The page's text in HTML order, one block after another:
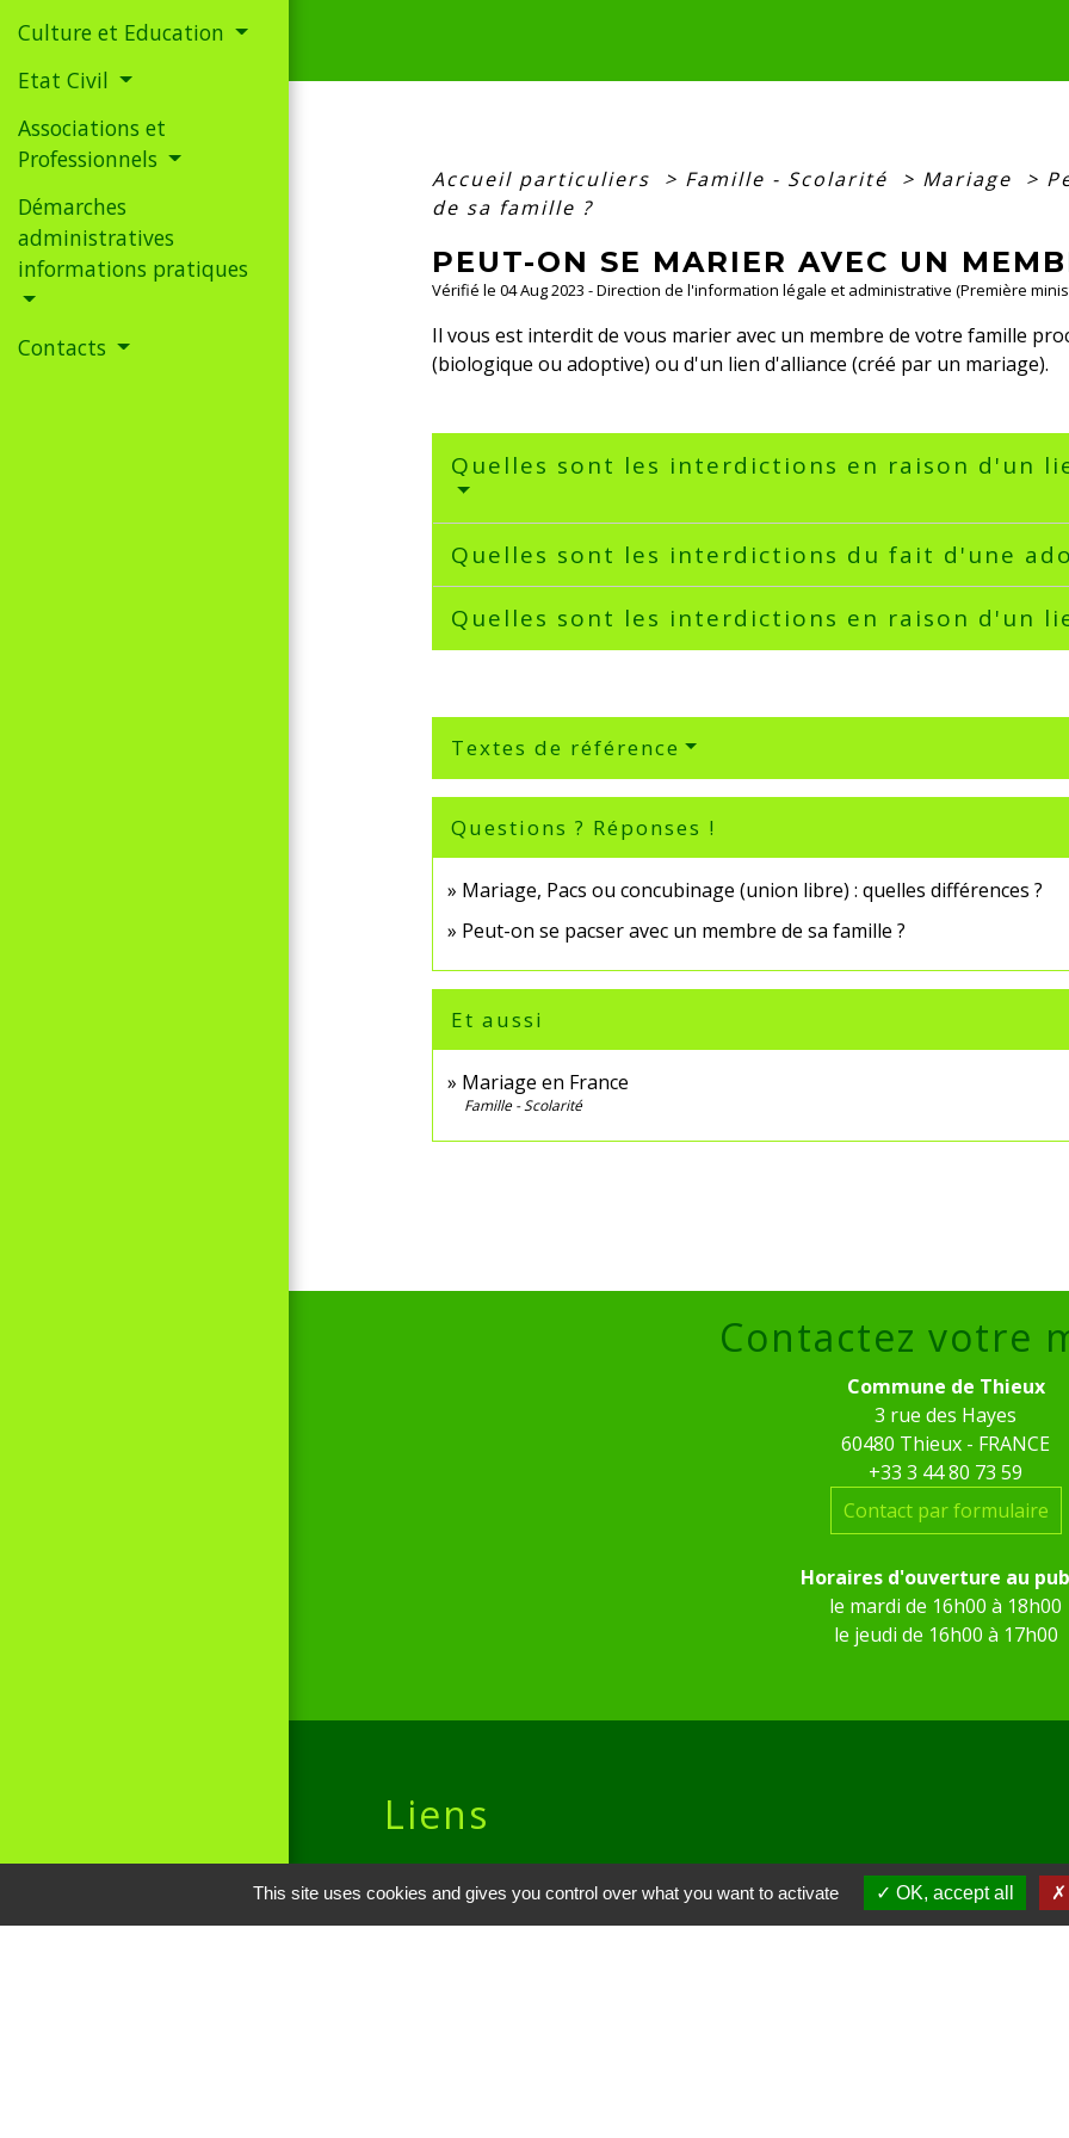
Culture et Education
Etat Civil
Associations et
Professionnels
Démarches
administratives
informations pratiques
Contacts
Accueil particuliers > Famille - Scolarité > Mariage >
de sa famille ?
PEUT-ON SE MARIER AVEC UN
Vérifié le 04 Aug 2023 - Direction de l'information légale et administrative (Première
Il vous est interdit de vous marier avec un membre de votre famille
(biologique ou adoptive) ou d'un lien d'alliance (créé par un mariage).
Quelles sont les interdictions en raison d'un
Quelles sont les interdictions du fait d'une
Quelles sont les interdictions en raison d'un
Textes de référence
Questions ? Réponses !
Mariage, Pacs ou concubinage (union libre) : quelles différences ?
Peut-on se pacser avec un membre de sa famille ?
Et aussi
Mariage en France
Famille - Scolarité
Contactez votre
Commune de Thieux
3 rue des Hayes
60480 Thieux - FRANCE
+33 3 44 80 73 59
Contact par formulaire
Horaires d'ouverture au
le mardi de 16h00 à 18h00
le jeudi de 16h00 à 17h00
Liens
Site réalisé par KOM Conseil
This site uses cookies and gives you control over what you want to activate OK, accept all